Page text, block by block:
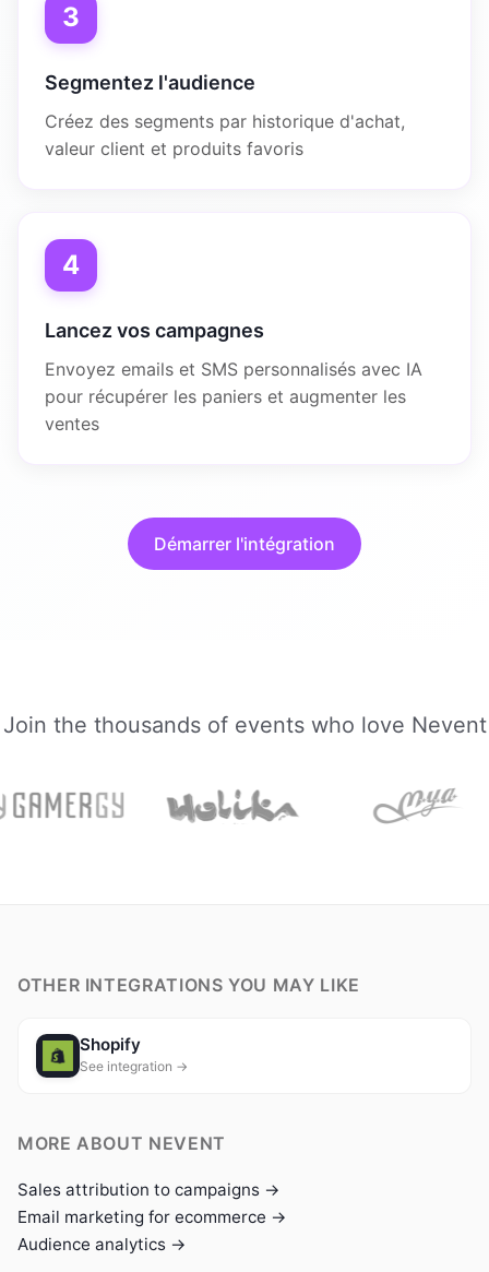
3
Segmentez l'audience
Créez des segments par historique d'achat,
valeur client et produits favoris
4
Lancez vos campagnes
Envoyez emails et SMS personnalisés avec IA
pour récupérer les paniers et augmenter les
ventes
Démarrer l'intégration
Join the thousands of events who love Nevent
OTHER INTEGRATIONS YOU MAY LIKE
Shopify
See integration →
MORE ABOUT NEVENT
Sales attribution to campaigns →
Email marketing for ecommerce →
Audience analytics →